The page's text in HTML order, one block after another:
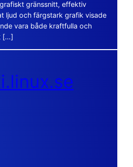
gränssnitt, effektiv
ljud och färgstark grafik visade
vara både kraftfulla och
[…]